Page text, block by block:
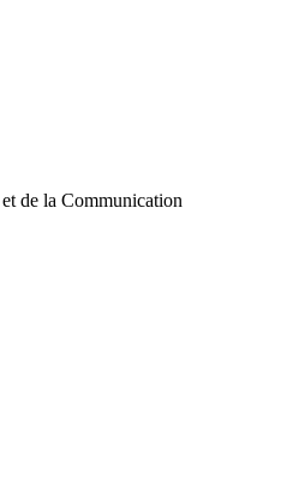
de la Communication